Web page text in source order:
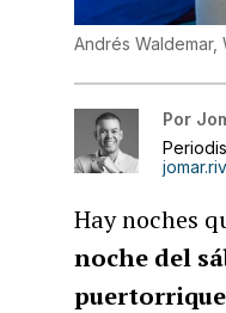
Andrés Waldemar,
Por
Hay noches
noche del